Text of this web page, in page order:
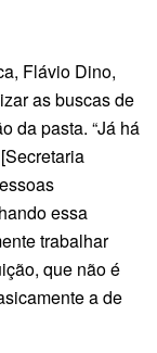
Flávio Dino,
as buscas de
da pasta. “Já há
essa
trabalhar
que não é
a de